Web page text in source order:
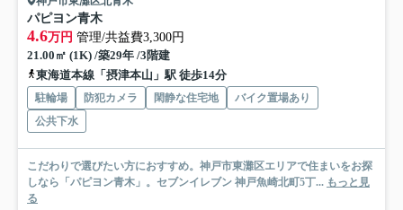
パピヨン青木
4.6万円 管理/共益費3,300円
21.00㎡ (1K) /築29年 /3階建
東海道本線「摂津本山」駅 徒歩14分
駐輪場 防犯カメラ 閑静な住宅地
バイク置場あり
公共下水
こだわりで選びたい方におすすめ。神戸市東灘区エリアで住まいをお探
しなら「パピヨン青木」。セブンイレブン 神戸魚崎北町5丁... もっと見
る